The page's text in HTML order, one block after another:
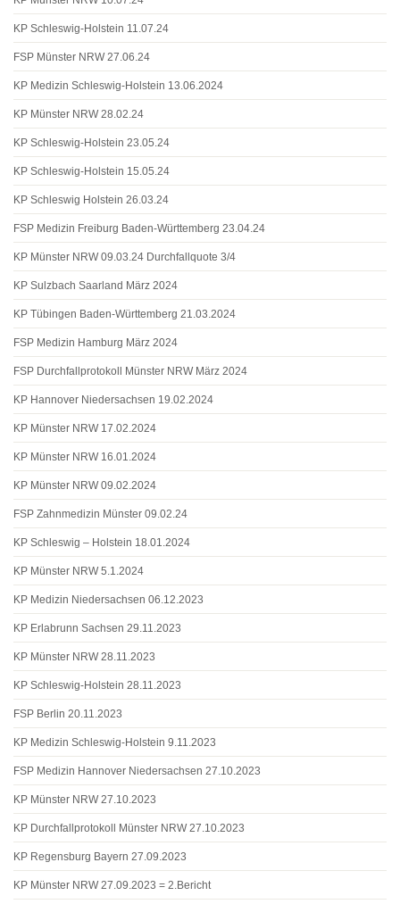
KP Schleswig-Holstein 11.07.24
FSP Münster NRW 27.06.24
KP Medizin Schleswig-Holstein 13.06.2024
KP Münster NRW 28.02.24
KP Schleswig-Holstein 23.05.24
KP Schleswig-Holstein 15.05.24
KP Schleswig Holstein 26.03.24
FSP Medizin Freiburg Baden-Württemberg 23.04.24
KP Münster NRW 09.03.24 Durchfallquote 3/4
KP Sulzbach Saarland März 2024
KP Tübingen Baden-Württemberg 21.03.2024
FSP Medizin Hamburg März 2024
FSP Durchfallprotokoll Münster NRW März 2024
KP Hannover Niedersachsen 19.02.2024
KP Münster NRW 17.02.2024
KP Münster NRW 16.01.2024
KP Münster NRW 09.02.2024
FSP Zahnmedizin Münster 09.02.24
KP Schleswig – Holstein 18.01.2024
KP Münster NRW 5.1.2024
KP Medizin Niedersachsen 06.12.2023
KP Erlabrunn Sachsen 29.11.2023
KP Münster NRW 28.11.2023
KP Schleswig-Holstein 28.11.2023
FSP Berlin 20.11.2023
KP Medizin Schleswig-Holstein 9.11.2023
FSP Medizin Hannover Niedersachsen 27.10.2023
KP Münster NRW 27.10.2023
KP Durchfallprotokoll Münster NRW 27.10.2023
KP Regensburg Bayern 27.09.2023
KP Münster NRW 27.09.2023 = 2.Bericht